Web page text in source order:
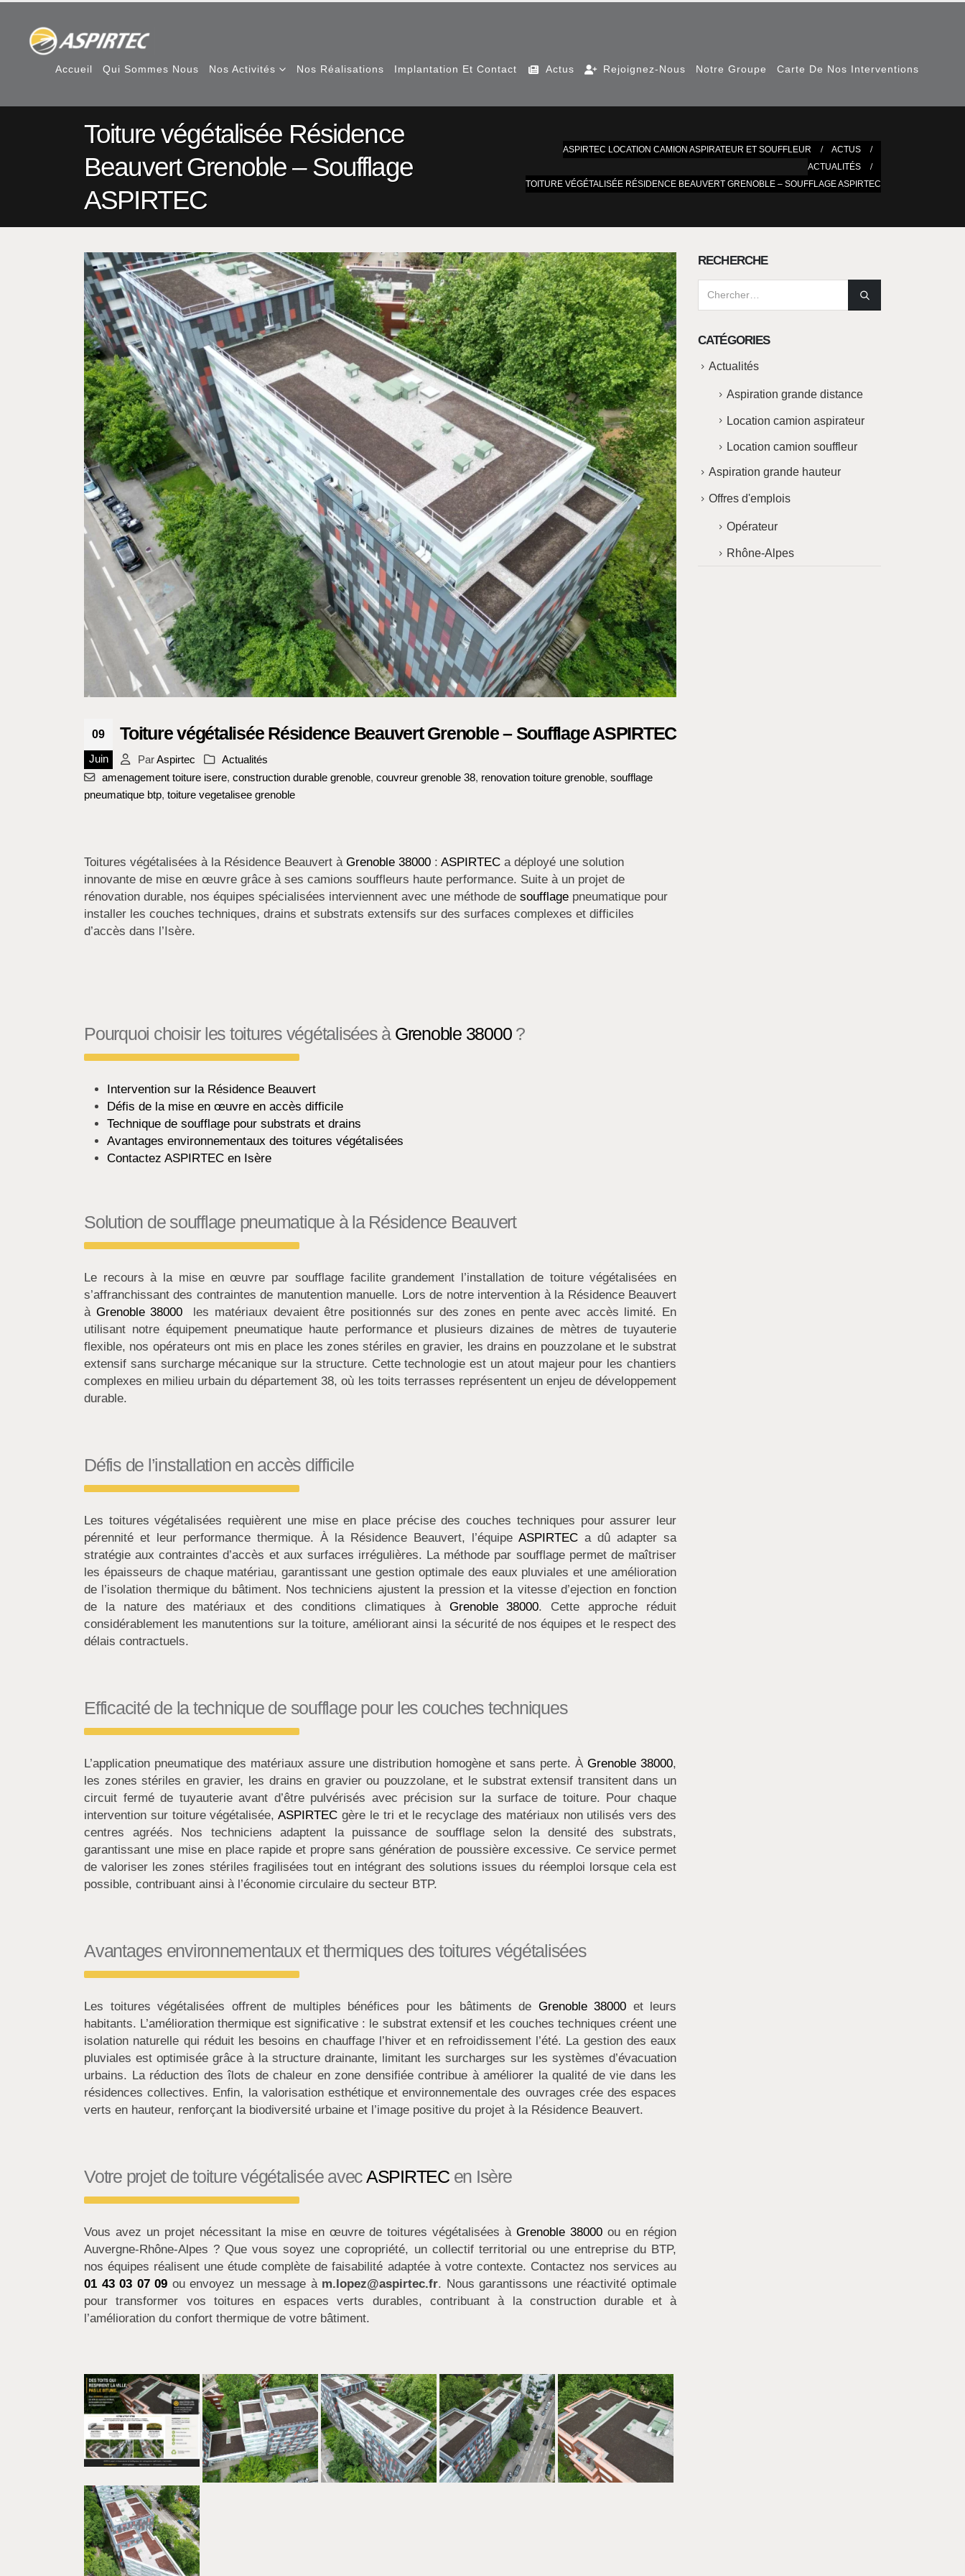
Accueil Qui Sommes Nous Nos Activités Nos Réalisations Implantation Et Contact Actus Rejoignez-Nous Notre Groupe Carte De Nos Interventions
Toiture végétalisée Résidence
Beauvert Grenoble – Soufflage
ASPIRTEC
ASPIRTEC LOCATION CAMION ASPIRATEUR ET SOUFFLEUR
ACTUS
ACTUALITÉS
TOITURE VÉGÉTALISÉE RÉSIDENCE BEAUVERT GRENOBLE – SOUFFLAGE ASPIRTEC
09
Juin
Toiture végétalisée Résidence Beauvert Grenoble – Soufflage ASPIRTEC
ParAspirtec
Actualités
amenagement toiture isere,construction durable grenoble,couvreur grenoble 38, renovation toiture grenoble,soufflage
pneumatique btp, toiture vegetalisee grenoble
Toitures végétalisées à la Résidence Beauvert à Grenoble 38000 : ASPIRTEC a déployé une solution
innovante de mise en œuvre grâce à ses camions souffleurs haute performance. Suite à un projet de
rénovation durable, nos équipes spécialisées interviennent avec une méthode de soufflage pneumatique pour
installer les couches techniques, drains et substrats extensifs sur des surfaces complexes et difficiles
d’accès dans l’Isère.
Pourquoi choisir les toitures végétalisées à Grenoble 38000?
Intervention sur la Résidence Beauvert
Défis de la mise en œuvre en accès difficile
Technique de soufflage pour substrats et drains
Avantages environnementaux des toitures végétalisées
Contactez ASPIRTEC en Isère
Solution de soufflage pneumatique à la Résidence Beauvert
Le recours à la mise en œuvre par soufflage facilite grandement l’installation de toiture végétalisées en
s’affranchissant des contraintes de manutention manuelle. Lors de notre intervention à la Résidence Beauvert
à Grenoble 38000 les matériaux devaient être positionnés sur des zones en pente avec accès limité. En
utilisant notre équipement pneumatique haute performance et plusieurs dizaines de mètres de tuyauterie
flexible, nos opérateurs ont mis en place les zones stériles en gravier, les drains en pouzzolane et le substrat
extensif sans surcharge mécanique sur la structure. Cette technologie est un atout majeur pour les chantiers
complexes en milieu urbain du département 38, où les toits terrasses représentent un enjeu de développement
durable.
Défis de l’installation en accès difficile
Les toitures végétalisées requièrent une mise en place précise des couches techniques pour assurer leur
pérennité et leur performance thermique. À la Résidence Beauvert, l’équipe ASPIRTEC a dû adapter sa
stratégie aux contraintes d’accès et aux surfaces irrégulières. La méthode par soufflage permet de maîtriser
les épaisseurs de chaque matériau, garantissant une gestion optimale des eaux pluviales et une amélioration
de l’isolation thermique du bâtiment. Nos techniciens ajustent la pression et la vitesse d’ejection en fonction
de la nature des matériaux et des conditions climatiques à Grenoble 38000. Cette approche réduit
considérablement les manutentions sur la toiture, améliorant ainsi la sécurité de nos équipes et le respect des
délais contractuels.
Efficacité de la technique de soufflage pour les couches techniques
L’application pneumatique des matériaux assure une distribution homogène et sans perte. À Grenoble 38000,
les zones stériles en gravier, les drains en gravier ou pouzzolane, et le substrat extensif transitent dans un
circuit fermé de tuyauterie avant d’être pulvérisés avec précision sur la surface de toiture. Pour chaque
intervention sur toiture végétalisée,ASPIRTEC gère le tri et le recyclage des matériaux non utilisés vers des
centres agréés. Nos techniciens adaptent la puissance de soufflage selon la densité des substrats,
garantissant une mise en place rapide et propre sans génération de poussière excessive. Ce service permet
de valoriser les zones stériles fragilisées tout en intégrant des solutions issues du réemploi lorsque cela est
possible, contribuant ainsi à l’économie circulaire du secteur BTP.
Avantages environnementaux et thermiques des toitures végétalisées
Les toitures végétalisées offrent de multiples bénéfices pour les bâtiments de Grenoble 38000 et leurs
habitants. L’amélioration thermique est significative : le substrat extensif et les couches techniques créent une
isolation naturelle qui réduit les besoins en chauffage l’hiver et en refroidissement l’été. La gestion des eaux
pluviales est optimisée grâce à la structure drainante, limitant les surcharges sur les systèmes d’évacuation
urbains. La réduction des îlots de chaleur en zone densifiée contribue à améliorer la qualité de vie dans les
résidences collectives. Enfin, la valorisation esthétique et environnementale des ouvrages crée des espaces
verts en hauteur, renforçant la biodiversité urbaine et l’image positive du projet à la Résidence Beauvert.
Votre projet de toiture végétalisée avecASPIRTECen Isère
Vous avez un projet nécessitant la mise en œuvre de toitures végétalisées àGrenoble 38000 ou en région
Auvergne-Rhône-Alpes ? Que vous soyez une copropriété, un collectif territorial ou une entreprise du BTP,
nos équipes réalisent une étude complète de faisabilité adaptée à votre contexte. Contactez nos services au
01 43 03 07 09 ou envoyez un message à m.lopez@aspirtec.fr. Nous garantissons une réactivité optimale
pour transformer vos toitures en espaces verts durables, contribuant à la construction durable et à
l’amélioration du confort thermique de votre bâtiment.
RECHERCHE
CATÉGORIES
Actualités
Aspiration grande distance
Location camion aspirateur
Location camion souffleur
Aspiration grande hauteur
Offres d'emplois
Opérateur
Rhône-Alpes